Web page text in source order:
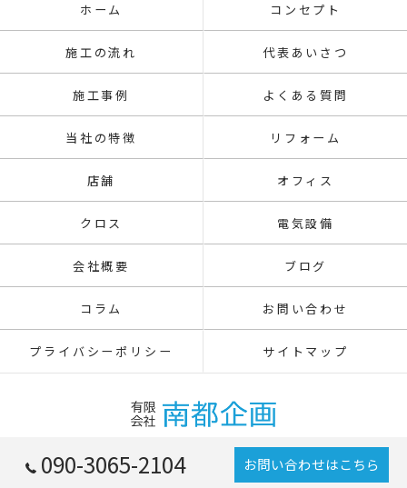
090-3065-2104 お問い合わせはこちら
ホーム コンセプト
施工の流れ 代表あいさつ
施工事例 よくある質問
当社の特徴 リフォーム
店舗 オフィス
クロス 電気設備
会社概要 ブログ
コラム お問い合わせ
プライバシーポリシー サイトマップ
© 2026 東京都八王子の内装工事なら有限会社南都企画 ALL RIGHTS RESERVED.